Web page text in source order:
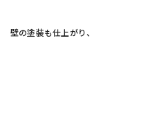
壁の塗装も仕上がり、